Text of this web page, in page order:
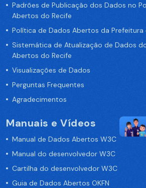
Padrões de Publicação dos Dados no
Abertos do Recife
Política de Dados Abertos da Prefeitura
Sistemática de Atualização de Dados
Abertos do Recife
Visualizações de Dados
Perguntas Frequentes
Agradecimentos
Manuais e Vídeos
Manual de Dados Abertos W3C
Manual do desenvolvedor W3C
Cartilha do desenvolvedor W3C
Guia de Dados Abertos OKFN